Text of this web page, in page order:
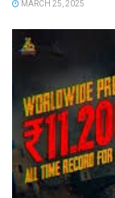
MARCH 25, 2025